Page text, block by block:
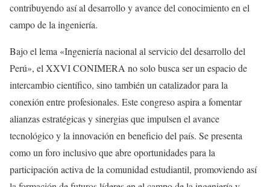
contribuyendo así al desarrollo y avance del conocimiento en el
campo de la ingeniería.
Bajo el lema «Ingeniería nacional al servicio del desarrollo del
Perú», el XXVI CONIMERA no solo busca ser un espacio de
intercambio científico, sino también un catalizador para la
conexión entre profesionales. Este congreso aspira a fomentar
alianzas estratégicas y sinergias que impulsen el avance
tecnológico y la innovación en beneficio del país. Se presenta
como un foro inclusivo que abre oportunidades para la
participación activa de la comunidad estudiantil, promoviendo así